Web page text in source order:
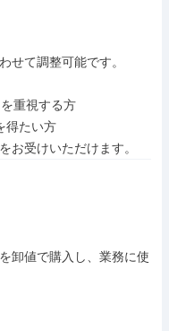
せて調整可能です。
重視する方
得たい方
お受けいただけます。
卸値で購入し、業務に使